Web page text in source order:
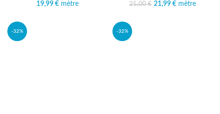
19,99 € mètre 25,00€ Le prix initial était :
21,99 €
Le prix
mètre
-32% -32%